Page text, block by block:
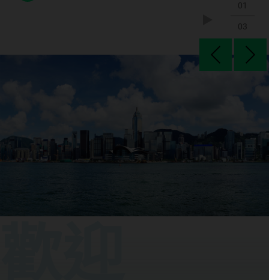
01
03